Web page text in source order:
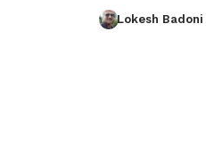
Lokesh Badoni